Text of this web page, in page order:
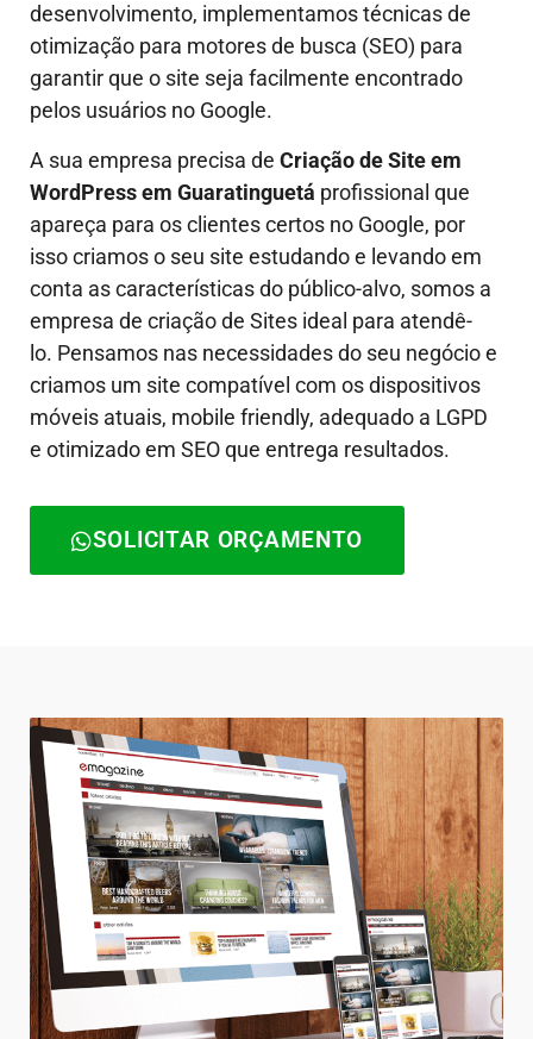
desenvolvimento, implementamos técnicas de
otimização para motores de busca (SEO) para
garantir que o site seja facilmente encontrado
pelos usuários no Google.
A sua empresa precisa de Criação de Site em
WordPress em Guaratinguetá profissional que
apareça para os clientes certos no Google, por
isso criamos o seu site estudando e levando em
conta as características do público-alvo, somos a
empresa de criação de Sites ideal para atendê-
lo. Pensamos nas necessidades do seu negócio e
criamos um site compatível com os dispositivos
móveis atuais, mobile friendly, adequado a LGPD
e otimizado em SEO que entrega resultados.
SOLICITAR ORÇAMENTO